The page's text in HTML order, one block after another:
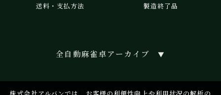
ついに【スリム】シリーズに " VOICE機能 " 搭載！！
送料・支払方法
製造終了品
全自動麻雀卓アーカイブ ▼
Copyright © 1990 - 2026 ALBAN Co., Ltd. All Rights Reserved.